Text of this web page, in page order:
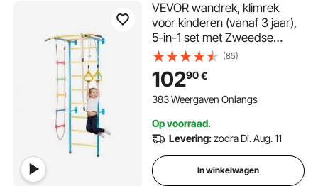
VEVOR wandrek, klimrek
voor kinderen (vanaf 3 jaar),
5-in-1 set met Zweedse
ladder van koolstofstaal,
optrekstang & touwladder &
gymnastiekringen,
draagvermogen 100 kg,
(85)
10290€
383 Weergaven Onlangs
Op voorraad.
Levering:zodra Di. Aug. 11
In winkelwagen